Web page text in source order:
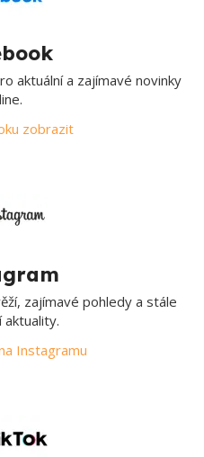
aktuální a zajímavé novinky
zobrazit
zajímavé pohledy a stále
aktuality.
Instagramu